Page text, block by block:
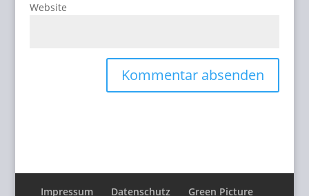
Website
Impressum Datenschutz Green Picture